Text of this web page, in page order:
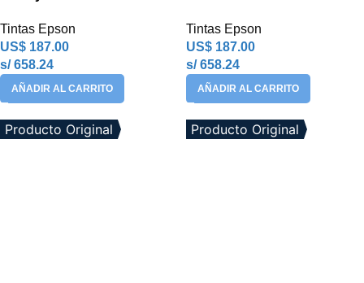
Tintas Epson
US$ 187.00
s/ 658.24
AÑADIR AL CARRITO
Tintas Epson
US$ 187.00
s/ 658.24
AÑADIR AL CARRITO
Producto Original Producto Original